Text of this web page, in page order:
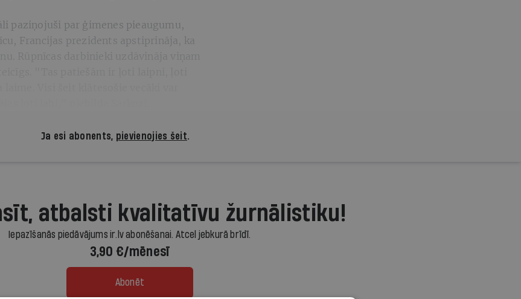
paziņojuši par ģimenes pieaugumu,
Francijas prezidents apstiprināja, ka
Ja esi abonents, pievienojies šeit.
atbalsti kvalitatīvu žurnālistiku!
Iepazīšanās piedāvājums ir.lv abonēšanai. Atcel jebkurā brīdī.
3,90 €/mēnesī
Abonēt